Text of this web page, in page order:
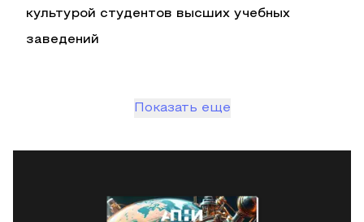
культурой студентов высших учебных
заведений
Показать еще